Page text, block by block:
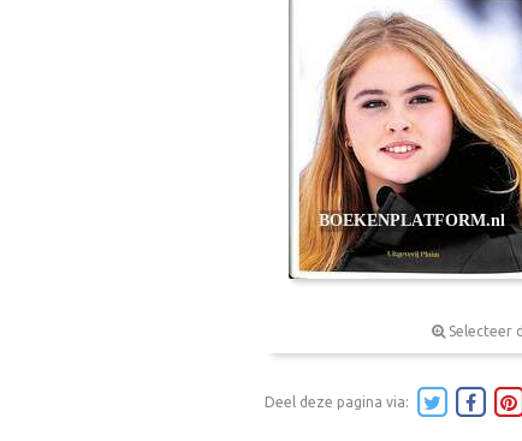
Selecteer
Deel deze pagina via: